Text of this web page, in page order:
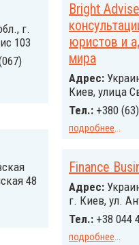
г.
103
Bright
юристов и
мира
Адрес:
Киев, улица
Тел.: +380
подробнее...
48
Finance
Адрес:
г. Киев, ул.
Тел.: +38 044
подробнее...